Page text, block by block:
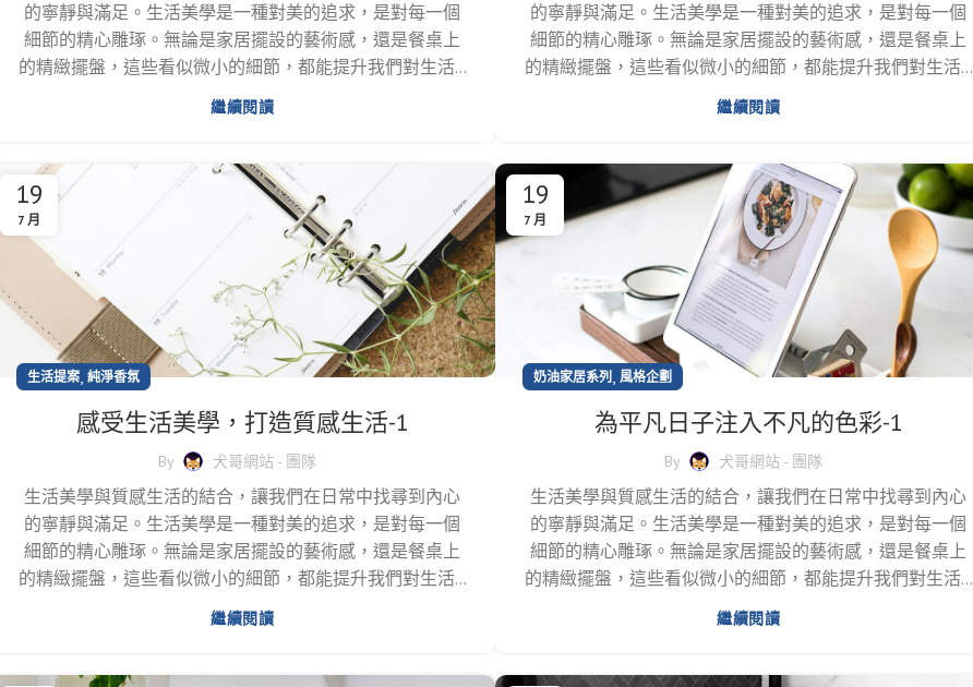
的寧靜與滿足。生活美學是一種對美的追求，是對每一個
細節的精心雕琢。無論是家居擺設的藝術感，還是餐桌上
的精緻擺盤，這些看似微小的細節，都能提升我們對生活...
繼續閱讀
的寧靜與滿足。生活美學是一種對美的追求，是對每一個
細節的精心雕琢。無論是家居擺設的藝術感，還是餐桌上
的精緻擺盤，這些看似微小的細節，都能提升我們對生活...
繼續閱讀
19
7 月
生活提案, 純淨香氛
感受生活美學，打造質感生活-1
By 犬哥網站 - 團隊
生活美學與質感生活的結合，讓我們在日常中找尋到內心
的寧靜與滿足。生活美學是一種對美的追求，是對每一個
細節的精心雕琢。無論是家居擺設的藝術感，還是餐桌上
的精緻擺盤，這些看似微小的細節，都能提升我們對生活...
繼續閱讀
19
7 月
奶油家居系列 , 風格企劃
為平凡日子注入不凡的色彩-1
By 犬哥網站 - 團隊
生活美學與質感生活的結合，讓我們在日常中找尋到內心
的寧靜與滿足。生活美學是一種對美的追求，是對每一個
細節的精心雕琢。無論是家居擺設的藝術感，還是餐桌上
的精緻擺盤，這些看似微小的細節，都能提升我們對生活...
繼續閱讀